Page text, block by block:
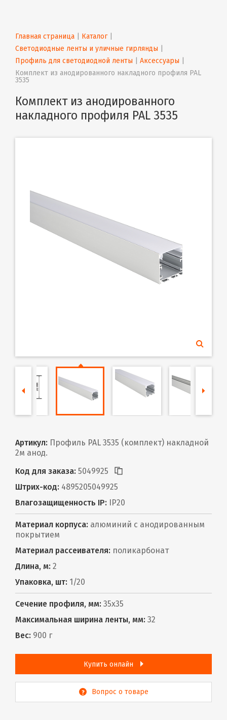
Главная страница Каталог |
Светодиодные ленты и уличные гирлянды
Профиль для светодиодной ленты
Аксессуары
Комплект из анодированного накладного профиля PAL
3535
Комплект из анодированного
накладного профиля PAL 3535
Артикул: Профиль PAL 3535 (комплект) накладной
2м анод.
Код для заказа: 5049925
Штрих-код: 4895205049925
Влагозащищенность IP: IP20
Материал корпуса: алюминий с анодированным
покрытием
Материал рассеивателя: поликарбонат
Длина, м: 2
Упаковка, шт: 1/20
Сечение профиля, мм: 35х35
Максимальная ширина ленты, мм: 32
Вес: 900 г
Купить онлайн
Вопрос о товаре